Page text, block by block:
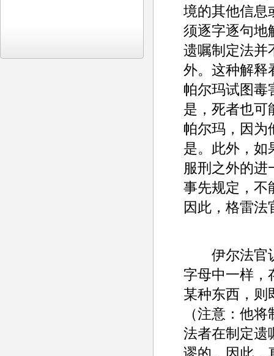
境的其他信息
须逐字逐句地
遗嘱制定法并
外。这种解释
帕尔玛试图毒
是，死者也可
帕尔玛，因为
是。此外，如
服刑之外的进
事先规定，不
因此，格雷法
伊尔法官认
字母中一样，
某种东西，则
（注意：他
法者在制定遗
谬的。因此，